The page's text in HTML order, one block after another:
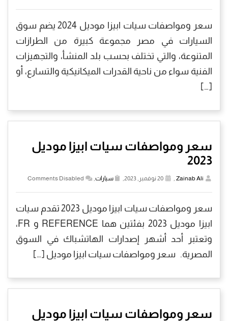
سعر ومواصفات سيات ابيزا موديل 2024 يضم سوق
السيارات في مصر مجموعة كبيرة من الطرازات
المتنوعة، والتي تختلف بحسب بلد المنشأ، والتجهيزات
الفنية سواء من ناحية القدرات الميكانيكية والتسارع، أو
[…]
سعر ومواصفات سيات ابيزا موديل
2023
Zainab Ali
, سيارات,
Comments Disabled
سعر ومواصفات سيات ابيزا موديل 2023 تقدم سيات
ابيزا موديل 2023 بفئتين هما REFERENCE و FR،
وتعتبر أحد أشهر إصدارات الهاتشباك في السوق
المصرية. سعر ومواصفات سيات ابيزا موديل […]
سعر ومواصفات سيات ابيزا موديل